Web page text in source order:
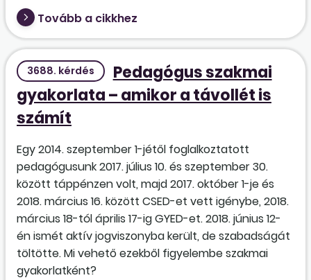
Tovább a cikkhez
3688. kérdés
Pedagógus szakmai
gyakorlata – amikor a távollét is
számít
Egy 2014. szeptember 1-jétől foglalkoztatott
pedagógusunk 2017. július 10. és szeptember 30.
között táppénzen volt, majd 2017. október 1-je és
2018. március 16. között CSED-et vett igénybe, 2018.
március 18-tól április 17-ig GYED-et. 2018. június 12-
én ismét aktív jogviszonyba került, de szabadságát
töltötte. Mi vehető ezekből figyelembe szakmai
gyakorlatként?